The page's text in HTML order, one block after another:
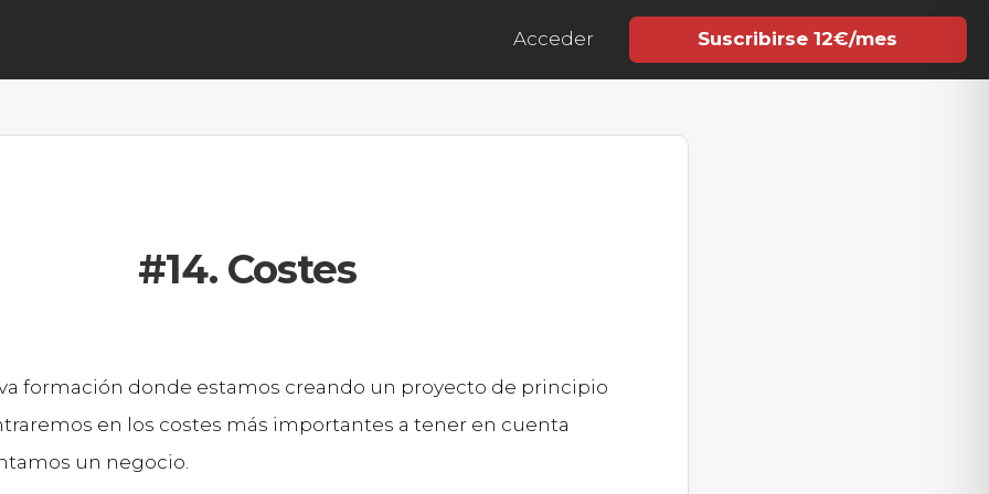
Acceder Suscribirse 12€/mes
#14. Costes
formación donde estamos creando un proyecto de principio
en los costes más importantes a tener en cuenta
un negocio.